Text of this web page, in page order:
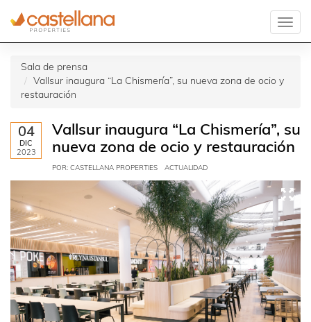
Sala de prensa
Vallsur inaugura “La Chismería”, su nueva zona de ocio y
restauración
04
DIC
2023
Vallsur inaugura “La Chismería”, su
nueva zona de ocio y restauración
POR: CASTELLANA PROPERTIES ACTUALIDAD